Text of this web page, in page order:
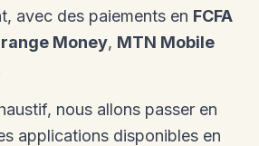
avec des paiements en FCFA
Money, MTN Mobile
nous allons passer en
applications disponibles en